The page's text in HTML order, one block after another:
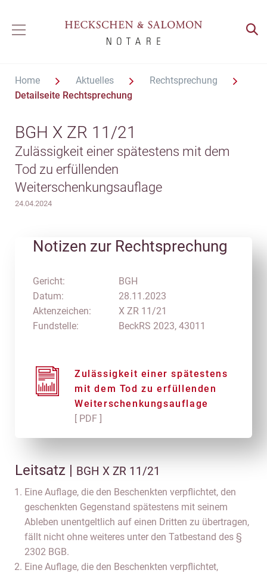
Home Aktuelles
Rechtsprechung
Detailseite Rechtsprechung
BGH X ZR 11/21
Zulässigkeit einer spätestens mit dem
Tod zu erfüllenden
Weiterschenkungsauflage
24.04.2024
Notizen zur Rechtsprechung
Gericht:
Datum:
Aktenzeichen:
Fundstelle:
BGH
28.11.2023
X ZR 11/21
BeckRS 2023, 43011
Zulässigkeit einer spätestens
mit dem Tod zu erfüllenden
Weiterschenkungsauflage
[ PDF ]
Leitsatz | BGH X ZR 11/21
Eine Auflage, die den Beschenkten verpflichtet, den
geschenkten Gegenstand spätestens mit seinem
Ableben unentgeltlich auf einen Dritten zu übertragen,
fällt nicht ohne weiteres unter den Tatbestand des §
2302 BGB.
Eine Auflage, die den Beschenkten verpflichtet,